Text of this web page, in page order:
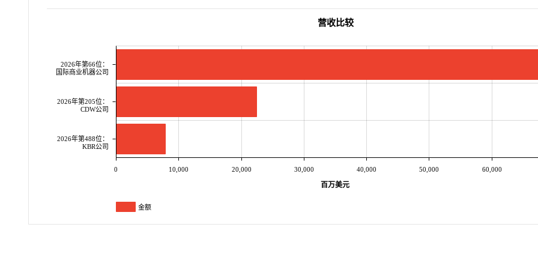
2026年第66位：
国际商业机器公司
2026年第205位：
CDW公司
2026年第488位：
KBR公司
0 10,000 20,000 30,000 40,000 50,000 60,000
百万美元
营收比较
金额